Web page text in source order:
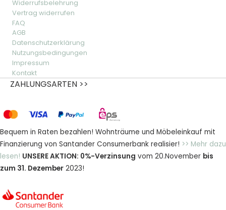
Widerrufsbelehrung
Vertrag widerrufen
FAQ
AGB
Datenschutzerklärung
Nutzungsbedingungen
Impressum
Kontakt
ZAHLUNGSARTEN >>
Bequem in Raten bezahlen! Wohnträume und Möbeleinkauf mit
Finanzierung von Santander Consumerbank realisier! >> Mehr dazu
lesen! UNSERE AKTION: 0%-Verzinsung vom 20.November bis
zum 31. Dezember 2023!